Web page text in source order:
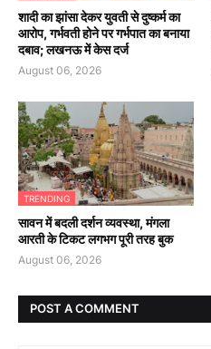
शादी का झांसा देकर युवती से दुष्कर्म का
आरोप, गर्भवती होने पर गर्भपात का बनाया
दबाव; लखनऊ में केस दर्ज
August 06, 2026
TRENDING
सावन में बदली दर्शन व्यवस्था, मंगला
आरती के टिकट लगभग पूरी तरह बुक
August 06, 2026
POST A COMMENT